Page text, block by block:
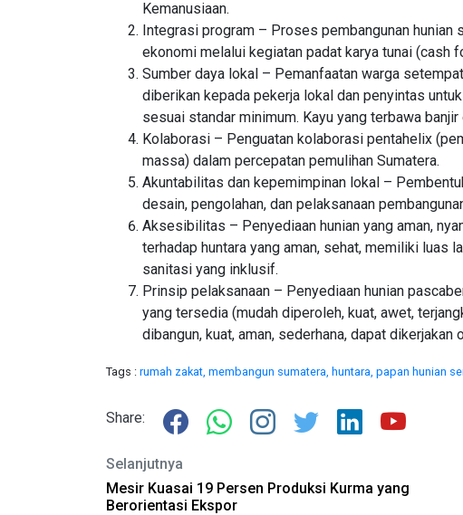
Kemanusiaan.
Integrasi program – Proses pembangunan
ekonomi melalui kegiatan padat karya tunai (cash
Sumber daya lokal – Pemanfaatan warga
diberikan kepada pekerja lokal dan penyintas
sesuai standar minimum. Kayu yang terbawa
Kolaborasi – Penguatan kolaborasi pentahelix
massa) dalam percepatan pemulihan Sumatera.
Akuntabilitas dan kepemimpinan lokal –
desain, pengolahan, dan pelaksanaan
Aksesibilitas – Penyediaan hunian yang aman,
terhadap huntara yang aman, sehat, memiliki luas
sanitasi yang inklusif.
Prinsip pelaksanaan – Penyediaan hunian
yang tersedia (mudah diperoleh, kuat, awet,
dibangun, kuat, aman, sederhana, dapat
Tags : rumah zakat, membangun sumatera, huntara, papan hunian
Share:
Selanjutnya
Mesir Kuasai 19 Persen Produksi Kurma yang
Berorientasi Ekspor